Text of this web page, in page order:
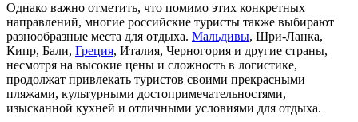
Однако важно отметить, что помимо этих конкретных
направлений, многие российские туристы также выбирают
разнообразные места для отдыха. Мальдивы, Шри-Ланка,
Кипр, Бали, Греция, Италия, Черногория и другие страны,
несмотря на высокие цены и сложность в логистике,
продолжат привлекать туристов своими прекрасными
пляжами, культурными достопримечательностями,
изысканной кухней и отличными условиями для отдыха.